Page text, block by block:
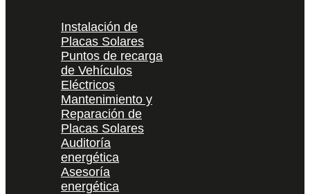
Instalación de
Placas Solares
Puntos de recarga
de Vehículos
Eléctricos
Mantenimiento y
Reparación de
Placas Solares
Auditoría
energética
Asesoría
energética